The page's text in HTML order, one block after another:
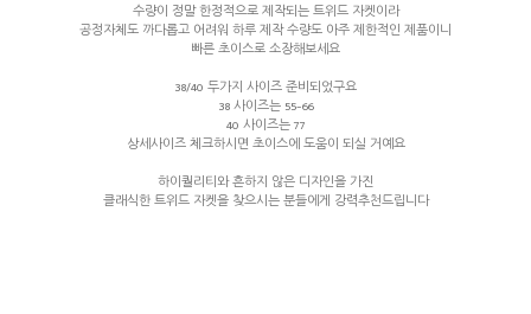
수량이 정말 한정적으로 제작되는 트위드 자켓이라
공정자체도 까다롭고 어려워 하루 제작 수량도 아주 제한적인 제품이니
빠른 초이스로 소장해보세요
38/40 두가지 사이즈 준비되었구요
38 사이즈는 55-66
40 사이즈는 77
상세사이즈 체크하시면 초이스에 도움이 되실 거예요
하이퀄리티와 흔하지 않은 디자인을 가진
클래식한 트위드 자켓을 찾으시는 분들에게 강력추천드립니다